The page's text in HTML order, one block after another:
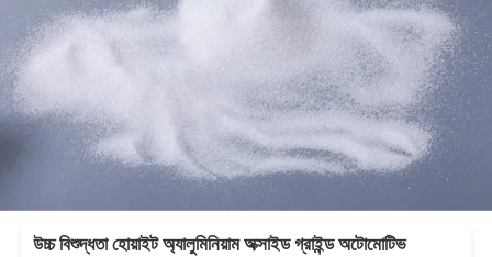
উচ্চ বিশুদ্ধতা হোয়াইট অ্যালুমিনিয়াম অক্সাইড গ্রাইন্ড অটোমোটিভ